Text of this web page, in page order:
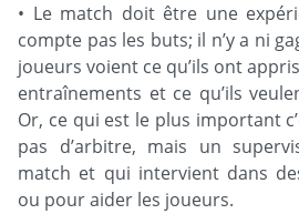
• Le match doit être une
compte pas les buts; il n’y a ni
joueurs voient ce qu’ils ont
entraînements et ce qu’ils
Or, ce qui est le plus important
pas d’arbitre, mais un
match et qui intervient dans
ou pour aider les joueurs.